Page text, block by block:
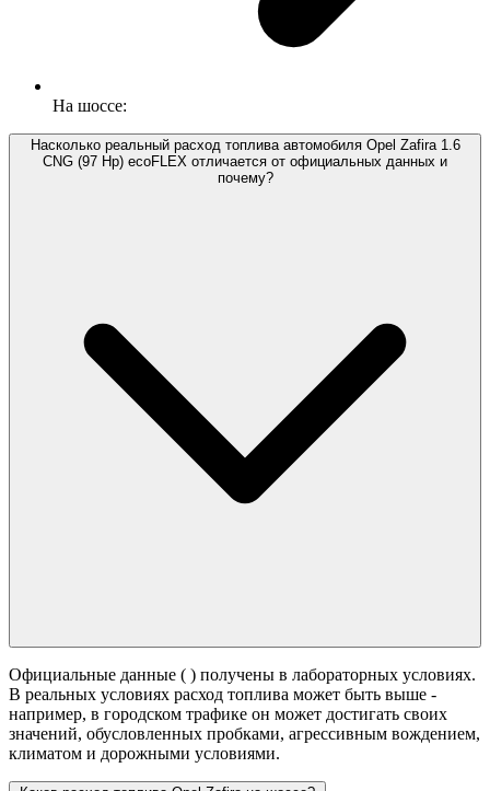
На шоссе:
Насколько реальный расход топлива автомобиля Opel Zafira 1.6
CNG (97 Hp) ecoFLEX отличается от официальных данных и
почему?
Официальные данные ( ) получены в лабораторных условиях.
В реальных условиях расход топлива может быть выше -
например, в городском трафике он может достигать своих
значений, обусловленных пробками, агрессивным вождением,
климатом и дорожными условиями.